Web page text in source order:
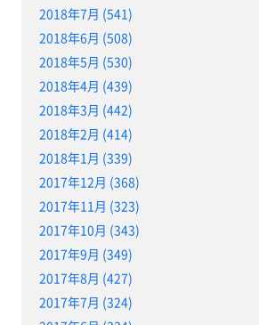
2018年7月 (541)
2018年6月 (508)
2018年5月 (530)
2018年4月 (439)
2018年3月 (442)
2018年2月 (414)
2018年1月 (339)
2017年12月 (368)
2017年11月 (323)
2017年10月 (343)
2017年9月 (349)
2017年8月 (427)
2017年7月 (324)